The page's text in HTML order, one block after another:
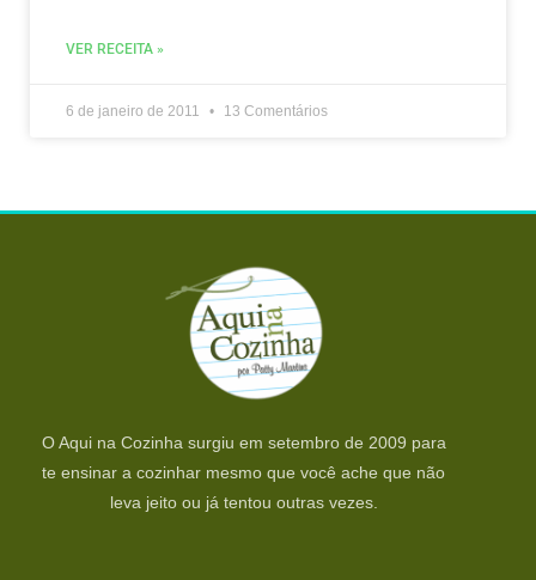
VER RECEITA »
6 de janeiro de 2011 13 Comentários
O Aqui na Cozinha surgiu em setembro de 2009 para
te ensinar a cozinhar mesmo que você ache que não
leva jeito ou já tentou outras vezes.